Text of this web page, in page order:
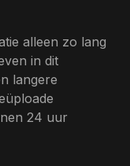
alleen zo lang
in dit
langere
24 uur